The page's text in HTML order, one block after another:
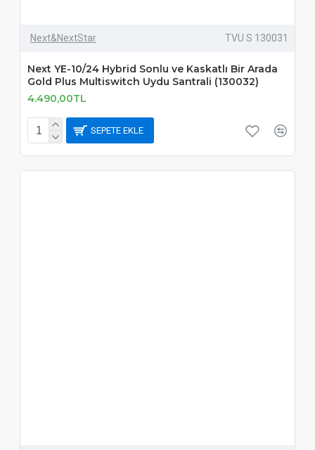
Next&NextStar TVU S 130031
Next YE-10/24 Hybrid Sonlu ve Kaskatlı Bir Arada
Gold Plus Multiswitch Uydu Santrali (130032)
4.490,00TL
SEPETE EKLE